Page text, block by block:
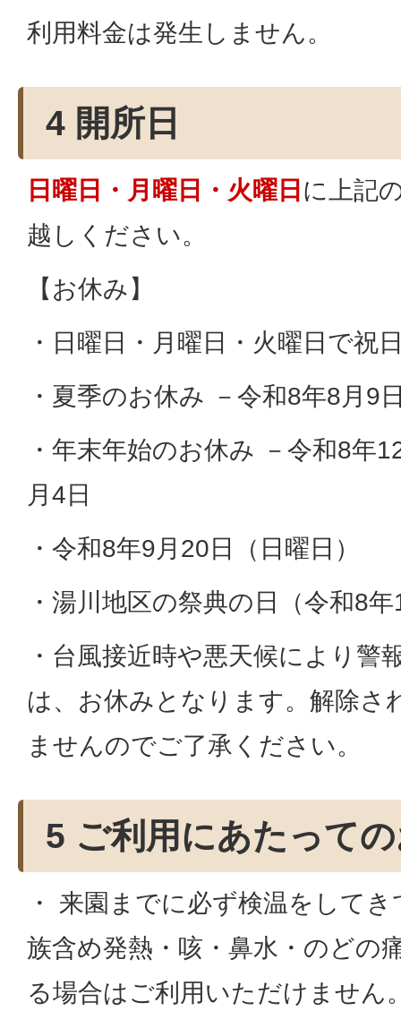
利用料金は発生しません。
4 開所日
日曜日・月曜日・火曜日 に上記
越しください。
【お休み】
・日曜日・月曜日・火曜日で祝
・夏季のお休み －令和8年8月9
・年末年始のお休み －令和8年
月4日
・令和8年9月20日（日曜日）
・湯川地区の祭典の日（令和8
・台風接近時や悪天候により警
は、お休みとなります。解除さ
ませんのでご了承ください。
5 ご利用にあたって
・ 来園までに必ず検温をして
族含め発熱・咳・鼻水・のどの
る場合はご利用いただけません